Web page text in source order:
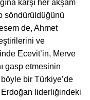
karşı her akşam
söndürüldüğünü
de, Ahmet
ve
Ecevit’in, Merve
gasp etmesinin
bir Türkiye’de
liderliğindeki